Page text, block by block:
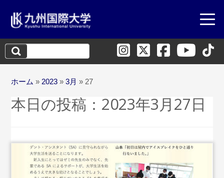
検
索:
ホーム » 2023 » 3月 » 27
本日の投稿： 2023年3月27日